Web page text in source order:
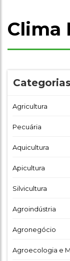
Clima
Categorias
Agricultura
Pecuária
Aquicultura
Apicultura
Silvicultura
Agroindústria
Agronegócio
Agroecologia e